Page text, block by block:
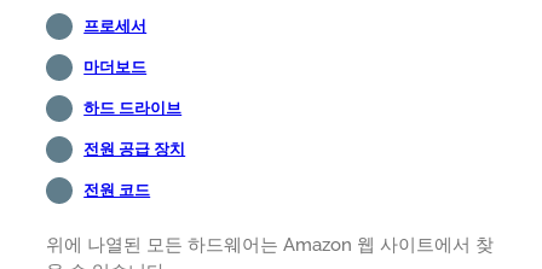
프로세서
마더보드
하드 드라이브
전원 공급 장치
전원 코드
위에 나열된 모든 하드웨어는 Amazon 웹 사이트에서 찾